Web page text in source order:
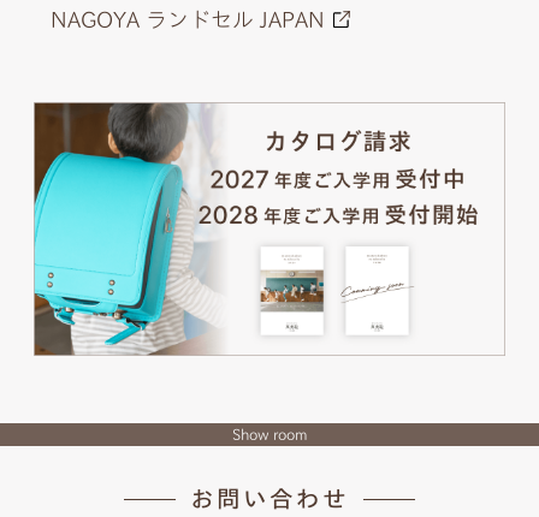
上品にあしらわれた花柄の内装。ティアラのびょうとハー
NAGOYA ランドセル JAPAN
Show room
お問い合わせ